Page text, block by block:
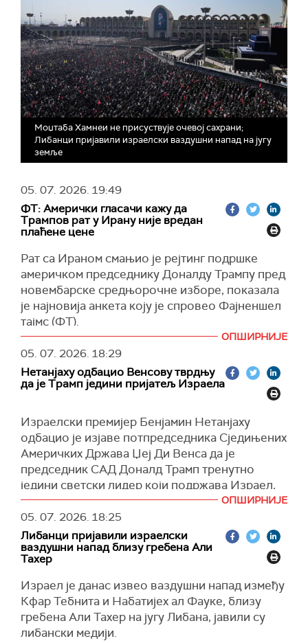
Моџтаба Хамнеи не присуствује очевој сахрани;
Либанци пријавили израелски ваздушни напад на југу
земље
05. 07. 2026. 19:49
ФТ: Амерички гласачи кажу да
Трампов рат у Ирану није вредан
плаћене цене
Рат са Ираном смањио је рејтинг подршке
америчком председнику Доналду Трампу пред
новембарске средњорочне изборе, показала
је најновија анкета коју је спровео Фајненшел
тајмс (ФТ).
Анкета је показала да су гласачи углавном
скептични према такозваном меморандуму о
разумевању између Трампове администрације
и Техерана.
Већина америчких гласача, чак 58 посто,
рекла је да Трампов рат у Ирану није вредео
цене која је за њега плаћена.
Бела кућа је затражила од Конгреса да одобри
67 милијарди долара нове федералне
потрошње за покривање досадашњих
трошкова рата.
Истовремено, 44 одсто бирача рекло је да је
рат оставио САД у слабијој позицији са
Ираном, у поређењу са 31 одсто који су рекли
да је сукоб оставио Вашингтон у јачој
позицији.
Уочи овогодишњег самита НАТО-а у Анкари,
ОПШИРНИЈЕ
05. 07. 2026. 18:29
Нетанјаху одбацио Венсову тврдњу
да је Трамп једини пријатељ Израела
Израелски премијер Бенјамин Нетанјаху
одбацио је изјаве потпредседника Сједињених
Америчких Држава Џеј Ди Венса да је
председник САД Доналд Трамп тренутно
једини светски лидер који подржава Израел,
наводећи да Израел и даље има "много
пријатеља" на међународном нивоу.
Нетанјаху је током интервјуа за Фокс њуз, на
питање да прокоментарише Венсову изјаву да
који гаји симпатије" према Израелу у овом
тренутку, одговорио да, иако он и Венс имају
"веома добар однос", то не значи да се он
слаже са свим што Венс каже, преноси
ОПШИРНИЈЕ
05. 07. 2026. 18:25
Либанци пријавили израелски
ваздушни напад близу гребена Али
Тахер
Израел је данас извео ваздушни напад између
Кфар Тебнита и Набатијех ал Фауке, близу
гребена Али Тахер на југу Либана, јавили су
либански медији.